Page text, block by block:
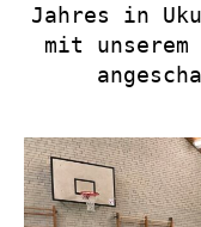
Jahres in
mit